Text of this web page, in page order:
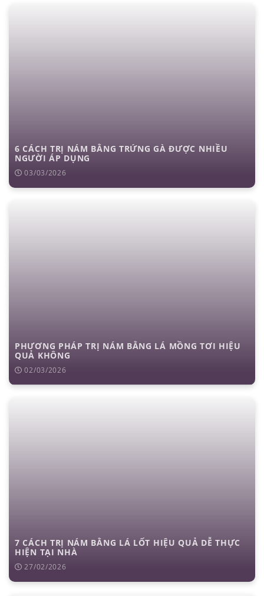
6 CÁCH TRỊ NÁM BẰNG TRỨNG GÀ ĐƯỢC NHIỀU
NGƯỜI ÁP DỤNG
03/03/2026
PHƯƠNG PHÁP TRỊ NÁM BẰNG LÁ MỒNG TƠI HIỆU
QUẢ KHÔNG
02/03/2026
7 CÁCH TRỊ NÁM BẰNG LÁ LỐT HIỆU QUẢ DỄ THỰC
HIỆN TẠI NHÀ
27/02/2026